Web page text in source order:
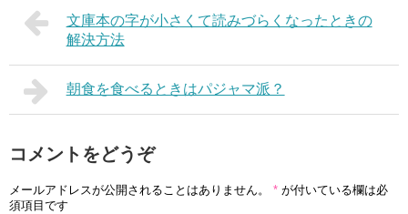
文庫本の字が小さくて読みづらくなったときの
解決方法
朝食を食べるときはパジャマ派？
コメントをどうぞ
メールアドレスが公開されることはありません。 * が付いている欄は必
須項目です